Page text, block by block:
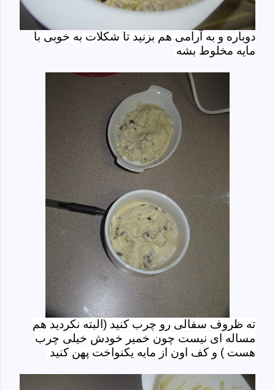
دوباره و به آرامی هم بزنید تا شکلات به خوبی با
مایه مخلوط بشه
ته ظروف سفالی رو چرب کنید (البته نکردید هم
مساله ای نیست چون خمیر خودش خیلی چرب
هست ) و کف اون از مایه یکنواخت پهن کنید